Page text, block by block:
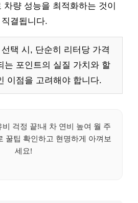
차량 성능을 최적화하는 것이
결됩니다.
택 시, 단순히 리터당 가격
는 포인트의 실질 가치와 할
이점을 고려해야 합니다.
비 걱정 끝!내 차 연비 높여 월 주
꿀팁 확인하고 현명하게 아껴보
세요!